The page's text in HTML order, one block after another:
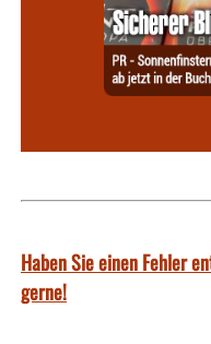
Haben Sie einen Fehler
gerne!